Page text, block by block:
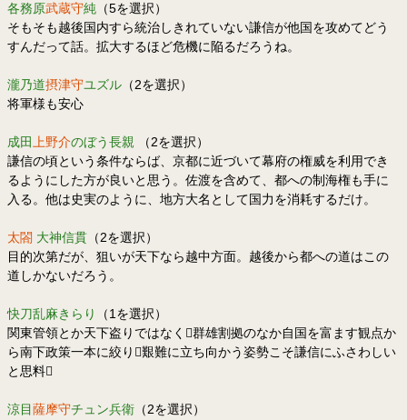
各務原武蔵守純 （5を選択）
そもそも越後国内すら統治しきれていない謙信が他国を攻めてどう
すんだって話。拡大するほど危機に陥るだろうね。
瀧乃道摂津守ユズル （2を選択）
将軍様も安心
成田 上野介のぼう長親
（2を選択）
謙信の頃という条件ならば、京都に近づいて幕府の権威を利用でき
るようにした方が良いと思う。佐渡を含めて、都への制海権も手に
入る。他は史実のように、地方大名として国力を消耗するだけ。
太閤 大神信貫 （2を選択）
目的次第だが、狙いが天下なら越中方面。越後から都への道はこの
道しかないだろう。
快刀乱麻きらり
（1を選択）
関東管領とか天下盗りではなく群雄割拠のなか自国を富ます観点か
ら南下政策一本に絞り艱難に立ち向かう姿勢こそ謙信にふさわしい
と思料
涼目薩摩守チュン兵衛 （2を選択）